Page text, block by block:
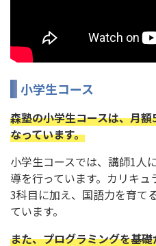
小学生コース
森塾の小学生コースは、月
なっています。
小学生コースでは、講師1人
導を行っています。カリキ
3科目に加え、国語力を育て
ています。
また、プログラミングを基